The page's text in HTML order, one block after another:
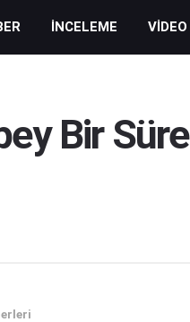
İNCELEME VIDEO
Bir Süre